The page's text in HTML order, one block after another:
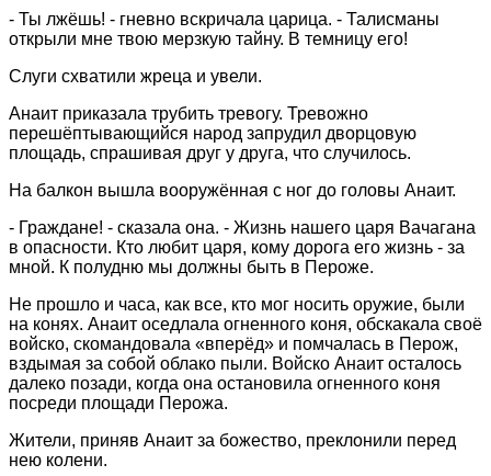
- Ты лжёшь! - гневно вскричала царица. - Талисманы
открыли мне твою мерзкую тайну. В темницу его!
Слуги схватили жреца и увели.
Анаит приказала трубить тревогу. Тревожно
перешёптывающийся народ запрудил дворцовую
площадь, спрашивая друг у друга, что случилось.
На балкон вышла вооружённая с ног до головы Анаит.
- Граждане! - сказала она. - Жизнь нашего царя Вачагана
в опасности. Кто любит царя, кому дорога его жизнь - за
мной. К полудню мы должны быть в Пероже.
Не прошло и часа, как все, кто мог носить оружие, были
на конях. Анаит оседлала огненного коня, обскакала своё
войско, скомандовала «вперёд» и помчалась в Перож,
вздымая за собой облако пыли. Войско Анаит осталось
далеко позади, когда она остановила огненного коня
посреди площади Перожа.
Жители, приняв Анаит за божество, преклонили перед
нею колени.